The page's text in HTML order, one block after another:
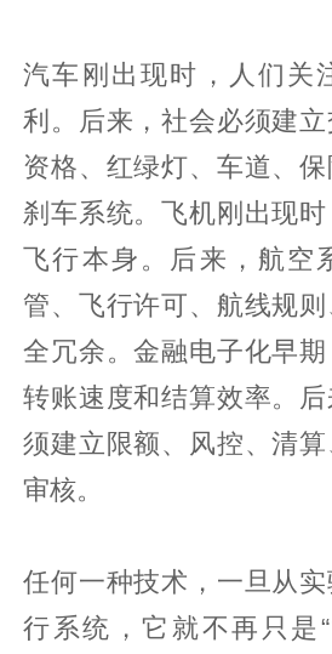
汽车刚出现时，人们关
利。后来，社会必须建
资格、红绿灯、车道、
刹车系统。飞机刚出现
飞行本身。后来，航空
管、飞行许可、航线规
全冗余。金融电子化早
转账速度和结算效率。
须建立限额、风控、清
审核。
任何一种技术，一旦从
行系统，它就不再只是